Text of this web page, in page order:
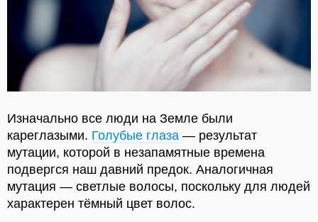
Изначально все люди на Земле были
кареглазыми. Голубые глаза — результат
мутации, которой в незапамятные времена
подвергся наш давний предок. Аналогичная
мутация — светлые волосы, поскольку для людей
характерен тёмный цвет волос.